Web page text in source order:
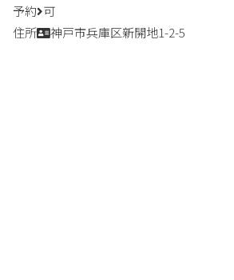
予約 可
住所
神戸市兵庫区新開地1-2-5